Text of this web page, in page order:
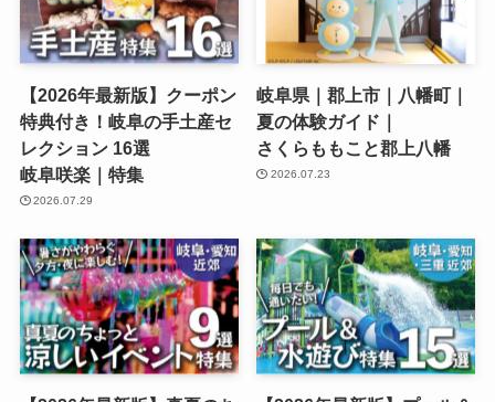
【2026年最新版】クーポン
特典付き！岐阜の手土産セ
レクション 16選
岐阜咲楽｜特集
2026.07.29
岐阜県｜郡上市｜八幡町｜
夏の体験ガイド｜
さくらももこと郡上八幡
2026.07.23